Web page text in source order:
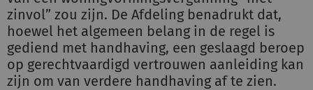
zinvol” zou zijn. De Afdeling benadrukt dat,
hoewel het algemeen belang in de regel is
gediend met handhaving, een geslaagd beroep
op gerechtvaardigd vertrouwen aanleiding kan
zijn om van verdere handhaving af te zien.